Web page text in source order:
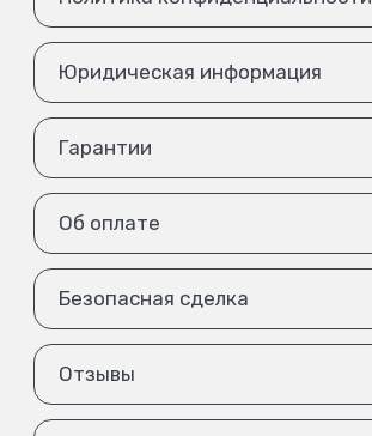
Юридическая информация
Гарантии
Об оплате
Безопасная сделка
Отзывы